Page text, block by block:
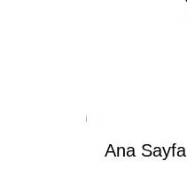
Ana Sayfa